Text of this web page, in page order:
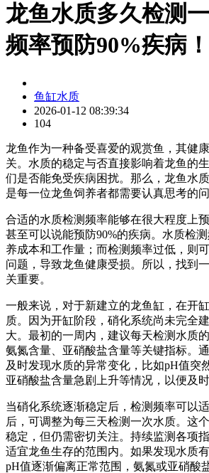
龙鱼水质多久检测
频率预防90%疾病！
鱼缸水质
2026-01-12 08:39:34
104
龙鱼作为一种备受喜爱的观赏鱼，其健
关。水质的稳定与否直接影响着龙鱼的
们是否能免受疾病困扰。那么，龙鱼水
是每一位龙鱼饲养者都需要认真思考的问
合适的水质检测频率能够在很大程度上
甚至可以说能预防90%的疾病。水质检
养成本和工作量；而检测频率过低，则
问题，导致龙鱼健康受损。所以，找到
关重要。
一般来说，对于新建立的龙鱼缸，在开
质。因为开缸阶段，硝化系统尚未完全
大。最初的一周内，建议每天检测水质
氨氮含量、亚硝酸盐含量等关键指标。
及时发现水质的异常变化，比如pH值突
亚硝酸盐含量急剧上升等情况，以便及
当硝化系统逐渐稳定后，检测频率可以
后，可调整为每三天检测一次水质。这
稳定，但仍需密切关注。持续监测各项
适宜龙鱼生存的范围内。如果发现水质
pH值逐渐偏离正常范围，氨氮或亚硝酸